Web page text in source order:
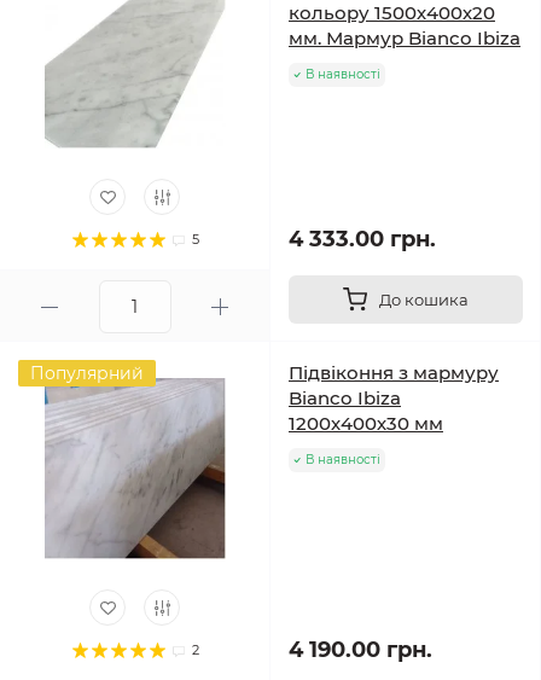
5
кольору 1500х400х20
мм. Мармур Bianco Ibiza
В наявності
4 333.00 грн.
До кошика
Популярний
2
Підвіконня з мармуру
Bianco Ibiza
1200х400х30 мм
В наявності
4 190.00 грн.